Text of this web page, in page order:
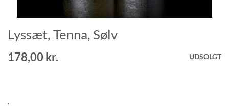
Gå
til
starten
af
Lyssæt, Tenna, Sølv
178,00 kr. UDSOLGT
.